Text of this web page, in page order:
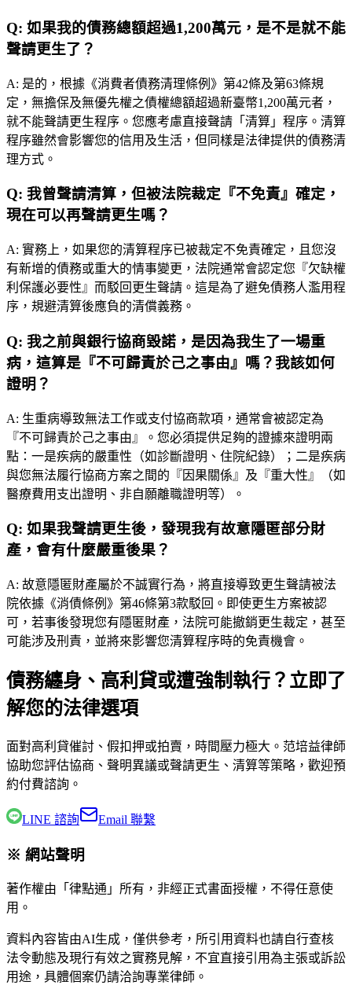
Q: 如果我的債務總額超過1,200萬元，是不是就不能
聲請更生了？
A: 是的，根據《消費者債務清理條例》第42條及第63條規
定，無擔保及無優先權之債權總額超過新臺幣1,200萬元者，
就不能聲請更生程序。您應考慮直接聲請「清算」程序。清算
程序雖然會影響您的信用及生活，但同樣是法律提供的債務清
理方式。
Q: 我曾聲請清算，但被法院裁定『不免責』確定，
現在可以再聲請更生嗎？
A: 實務上，如果您的清算程序已被裁定不免責確定，且您沒
有新增的債務或重大的情事變更，法院通常會認定您『欠缺權
利保護必要性』而駁回更生聲請。這是為了避免債務人濫用程
序，規避清算後應負的清償義務。
Q: 我之前與銀行協商毀諾，是因為我生了一場重
病，這算是『不可歸責於己之事由』嗎？我該如何
證明？
A: 生重病導致無法工作或支付協商款項，通常會被認定為
『不可歸責於己之事由』。您必須提供足夠的證據來證明兩
點：一是疾病的嚴重性（如診斷證明、住院紀錄）；二是疾病
與您無法履行協商方案之間的『因果關係』及『重大性』（如
醫療費用支出證明、非自願離職證明等）。
Q: 如果我聲請更生後，發現我有故意隱匿部分財
產，會有什麼嚴重後果？
A: 故意隱匿財產屬於不誠實行為，將直接導致更生聲請被法
院依據《消債條例》第46條第3款駁回。即使更生方案被認
可，若事後發現您有隱匿財產，法院可能撤銷更生裁定，甚至
可能涉及刑責，並將來影響您清算程序時的免責機會。
債務纏身、高利貸或遭強制執行？立即了
解您的法律選項
面對高利貸催討、假扣押或拍賣，時間壓力極大。 范培益律師
協助您評估協商、聲明異議或聲請更生、清算等策略，歡迎預
約付費諮詢。
LINE 諮詢 Email 聯繫
※ 網站聲明
著作權由「律點通」所有，非經正式書面授權，不得任意使
用。
資料內容皆由AI生成，僅供參考，所引用資料也請自行查核
法令動態及現行有效之實務見解，不宜直接引用為主張或訴訟
用途，具體個案仍請洽詢專業律師。